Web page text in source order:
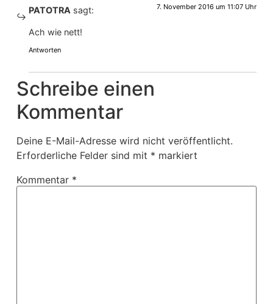
PATOTRA sagt: 7. November 2016 um 11:07 Uhr
Ach wie nett!
Antworten
Schreibe einen
Kommentar
Deine E-Mail-Adresse wird nicht veröffentlicht.
Erforderliche Felder sind mit * markiert
Kommentar *